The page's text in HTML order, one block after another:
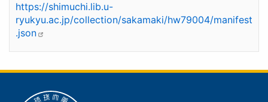
https://shimuchi.lib.u-
ryukyu.ac.jp/collection/sakamaki/hw79004/manifest
.json